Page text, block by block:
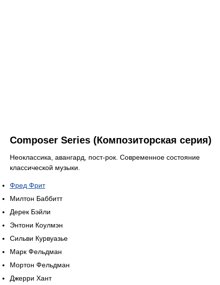
Composer Series (Композиторская серия)
Неоклассика, авангард, пост-рок. Современное состояние
классической музыки.
Фред Фрит
Милтон Баббитт
Дерек Бэйли
Энтони Коулмэн
Сильви Курвуазье
Марк Фельдман
Мортон Фельдман
Джерри Хант